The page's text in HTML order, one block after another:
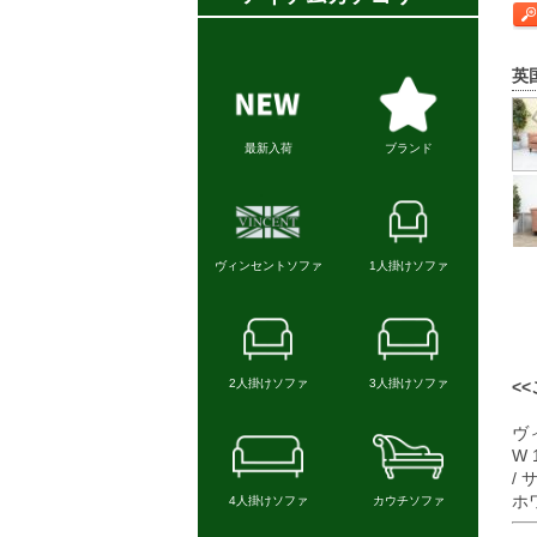
英
<<
ヴ
W
/
ホ